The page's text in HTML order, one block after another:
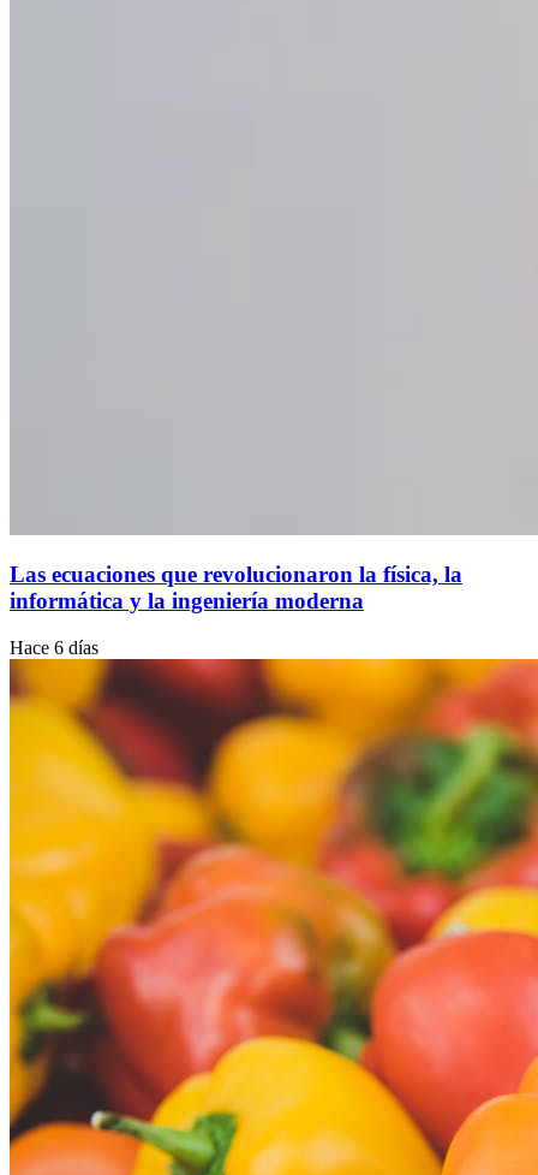
Las ecuaciones que revolucionaron la física, la
informática y la ingeniería moderna
Hace 6 días